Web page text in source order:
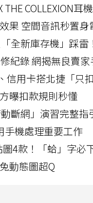
COLLEXION耳
果 空間音訊秒置身
全新庫存機」踩雷
紀錄 網揭無良賣家
信用卡搭北捷「只
曝扣款規則秒懂
斷網」演習完整指
手機處理重要工作
圖4款！「蛤」字必
動態圖超Q